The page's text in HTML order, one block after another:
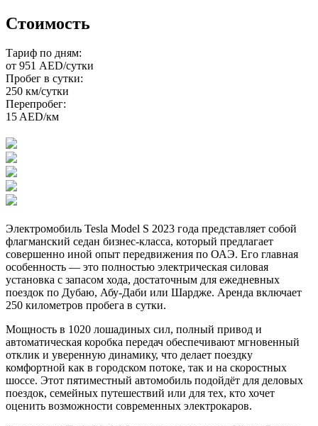
Стоимость
Тариф по дням:
от 951 AED/сутки
Пробег в сутки:
250 км/сутки
Перепробег:
15 AED/км
Электромобиль Tesla Model S 2023 года представляет собой
флагманский седан бизнес-класса, который предлагает
совершенно иной опыт передвижения по ОАЭ. Его главная
особенность — это полностью электрическая силовая
установка с запасом хода, достаточным для ежедневных
поездок по Дубаю, Абу-Даби или Шардже. Аренда включает
250 километров пробега в сутки.
Мощность в 1020 лошадиных сил, полный привод и
автоматическая коробка передач обеспечивают мгновенный
отклик и уверенную динамику, что делает поездку
комфортной как в городском потоке, так и на скоростных
шоссе. Этот пятиместный автомобиль подойдёт для деловых
поездок, семейных путешествий или для тех, кто хочет
оценить возможности современных электрокаров.